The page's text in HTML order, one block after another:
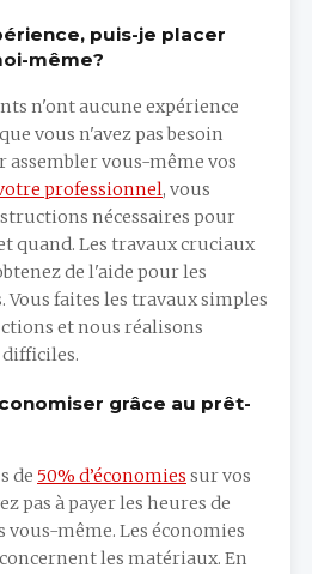
puis-je placer
même?
n'ont aucune expérience
vous n'avez pas besoin
vous-même vos
professionnel, vous
nécessaires pour
quand. Les travaux cruciaux
de l'aide pour les
faites les travaux simples
et nous réalisons
grâce au prêt-
de 50% d’économies sur vos
pas à payer les heures de
même. Les économies
les matériaux. En